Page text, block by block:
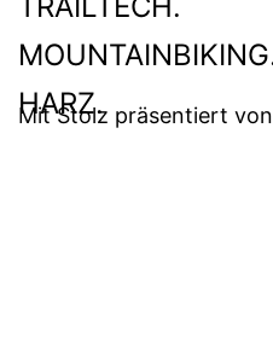
Mit Stolz präsentiert von